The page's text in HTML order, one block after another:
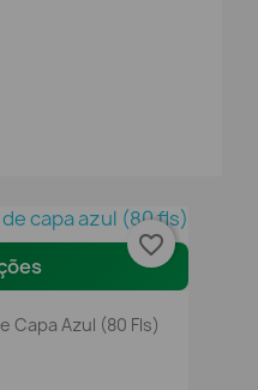
Capa Azul (80 Fls)
favorite_border